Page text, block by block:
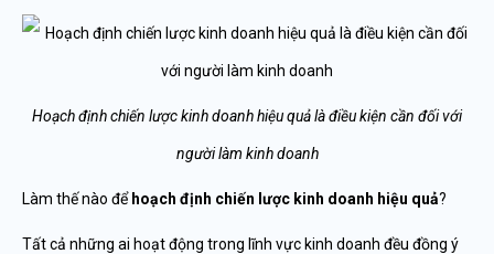
Hoạch định chiến lược kinh doanh hiệu quả là điều kiện cần đối với
người làm kinh doanh
Làm thế nào để hoạch định chiến lược kinh doanh hiệu quả?
Tất cả những ai hoạt động trong lĩnh vực kinh doanh đều đồng ý